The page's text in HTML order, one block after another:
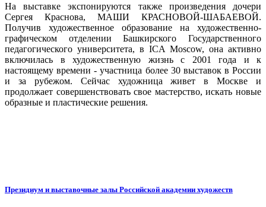
На выставке экспонируются также произведения дочери
Сергея Краснова, МАШИ КРАСНОВОЙ-ШАБАЕВОЙ.
Получив художественное образование на художественно-
графическом отделении Башкирского Государственного
педагогического университета, в ICA Moscow, она активно
включилась в художественную жизнь с 2001 года и к
настоящему времени - участница более 30 выставок в России
и за рубежом. Сейчас художница живет в Москве и
продолжает совершенствовать свое мастерство, искать новые
образные и пластические решения.
Президиум и выставочные залы Российской академии художеств